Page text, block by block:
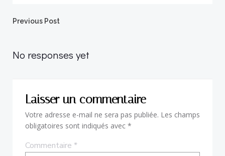
Post
navigation
Previous Post
No responses yet
Laisser un commentaire
Votre adresse e-mail ne sera pas publiée. Les champs
obligatoires sont indiqués avec *
Commentaire *